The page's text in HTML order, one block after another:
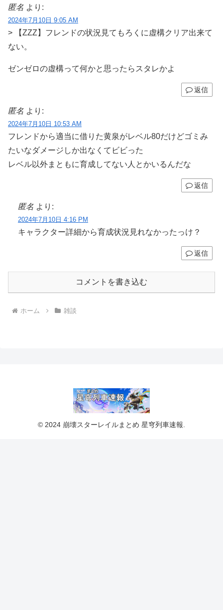
匿名 より:
2024年7月10日 9:05 AM
> 【ZZZ】フレンドの状況見てもろくに虚構クリア出来て
ない。
ゼンゼロの虚構って何かと思ったらスタレかよ
返信
匿名 より:
2024年7月10日 10:53 AM
フレンドから適当に借りた黄泉がレベル80だけどゴミみ
たいなダメージしか出なくてビビった
レベル以外まともに育成してない人とかいるんだな
返信
匿名 より:
2024年7月10日 4:16 PM
キャラクター詳細から育成状況見れなかったっけ？
返信
コメントを書き込む
ホーム 雑談
© 2024 崩壊スターレイルまとめ 星穹列車速報.